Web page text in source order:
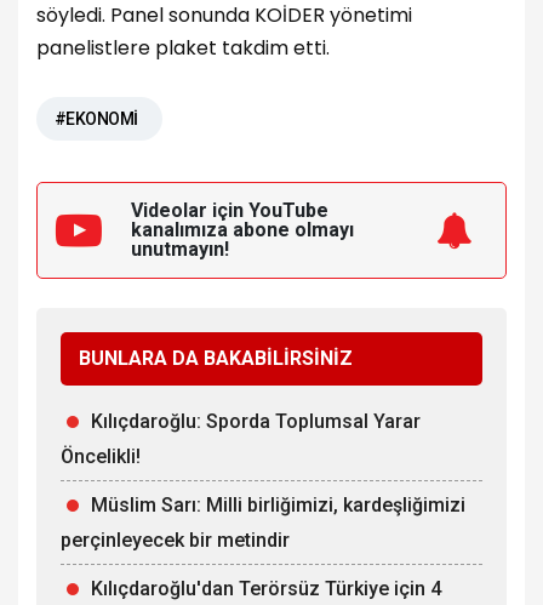
söyledi. Panel sonunda KOİDER yönetimi
panelistlere plaket takdim etti.
#EKONOMİ
Videolar için YouTube
kanalımıza abone olmayı
unutmayın!
BUNLARA DA BAKABİLİRSİNİZ
Kılıçdaroğlu: Sporda Toplumsal Yarar
Öncelikli!
Müslim Sarı: Milli birliğimizi, kardeşliğimizi
perçinleyecek bir metindir
Kılıçdaroğlu'dan Terörsüz Türkiye için 4